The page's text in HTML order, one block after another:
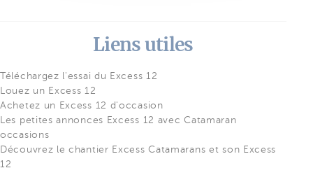
Liens utiles
Téléchargez l'essai du Excess 12
Louez un Excess 12
Achetez un Excess 12 d'occasion
Les petites annonces Excess 12 avec Catamaran
occasions
Découvrez le chantier Excess Catamarans et son Excess
12